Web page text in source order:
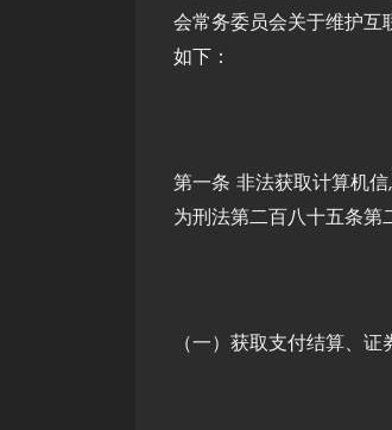
会常务委员会关于维护互
如下：
第一条 非法获取计算机
为刑法第二百八十五条第
（一）获取支付结算、